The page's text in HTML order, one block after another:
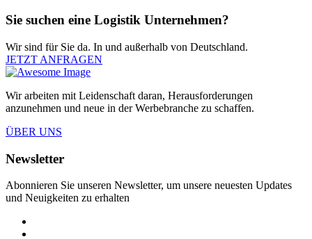
Sie suchen eine Logistik Unternehmen?
Wir sind für Sie da. In und außerhalb von Deutschland.
JETZT ANFRAGEN
Wir arbeiten mit Leidenschaft daran, Herausforderungen
anzunehmen und neue in der Werbebranche zu schaffen.
ÜBER UNS
Newsletter
Abonnieren Sie unseren Newsletter, um unsere neuesten Updates
und Neuigkeiten zu erhalten